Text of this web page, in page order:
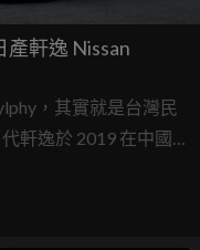
產軒逸 Nissan
，其實就是台灣民
軒逸於 2019 在中國
改款更新，主要將車
加大了中控螢幕尺